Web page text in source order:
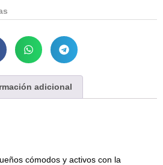
adicional
cómodos y activos con la